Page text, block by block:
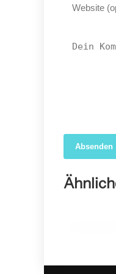
Absenden
Forscher